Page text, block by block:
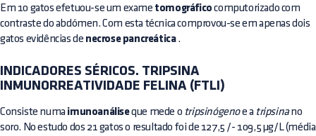
Em 10 gatos efetuou-se um exame tomográfico computorizado com
contraste do abdómen. Com esta técnica comprovou-se em apenas dois
gatos evidências de necrose pancreática.
INDICADORES SÉRICOS. TRIPSINA
INMUNORREATIVIDADE FELINA (FTLI)
Consiste numa imunoanáliseque mede o tripsinógenoe a tripsinano
soro. No estudo dos 21 gatos o resultado foi de 127,5 /- 109,5 µg/L (média